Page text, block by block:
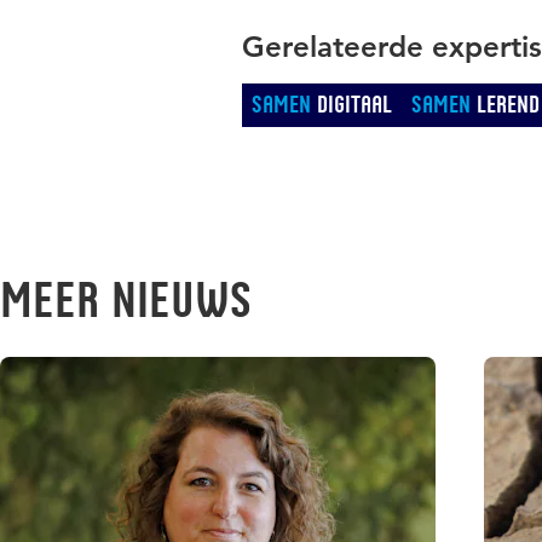
Gerelateerde
Samen Digitaal Samen Lerend
Meer nieuws